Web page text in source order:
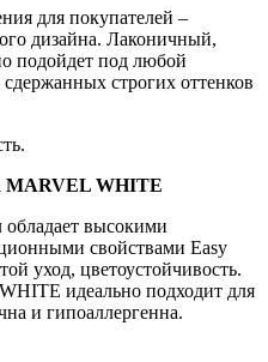
для покупателей –
дизайна. Лаконичный,
подойдет под любой
строгих оттенков
MARVEL WHITE
высокими
свойствами Easy
уход, цветоустойчивость.
идеально подходит для
и гипоаллергенна.